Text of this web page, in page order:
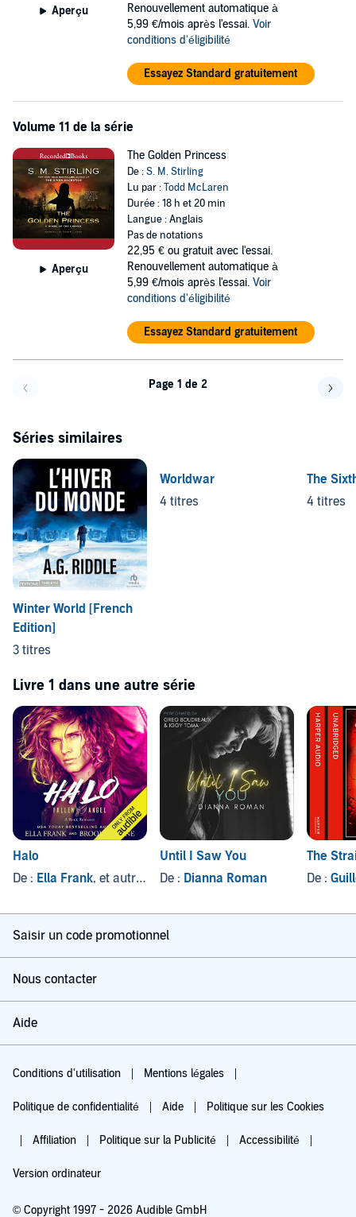
Aperçu
Renouvellement automatique à
5,99 €/mois après l'essai. Voir
conditions d'éligibilité
Essayez Standard gratuitement
Volume 11 de la série
Aperçu
The Golden Princess
De :S. M. Stirling
Lu par :Todd McLaren
Durée : 18 h et 20 min
Langue : Anglais
Pas de notations
22,95 € ou gratuit avec l'essai.
Renouvellement automatique à
5,99 €/mois après l'essai. Voir
conditions d'éligibilité
Essayez Standard gratuitement
Page 1 de 2
Séries similaires
Winter World [French
Edition]
3 titres
Worldwar
4 titres
The
4 titres
Livre 1 dans une autre série
Halo
De : Ella Frank, et autres
Until I Saw You
De : Dianna Roman
The
De :
Saisir un code promotionnel
Nous contacter
Aide
Conditions d'utilisation Mentions légales
Politique de confidentialité Aide Politique sur les Cookies
Affiliation Politique sur la Publicité Accessibilité
Version ordinateur
© Copyright 1997 - 2026 Audible GmbH